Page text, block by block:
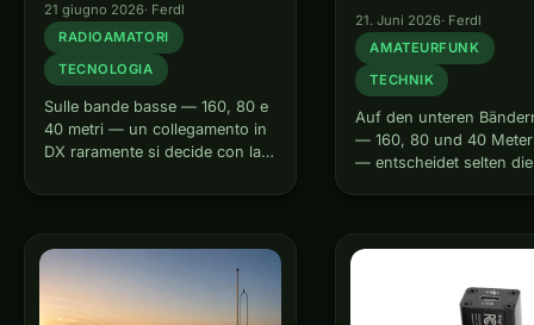
21 giugno 2026· Ferdl
RADIOAMATORI
TECNOLOGIA
Sulle bande basse — 160, 80 e
40 metri — un collegamento in
DX raramente si decide con la
della stazione di ascoltare . Il
21. Juni 2026· Ferdl
AMATEURFUNK
TECHNIK
Auf den unteren
— 160, 80 und 40 Meter
— entscheidet selten die
Gehör der Station. Das
atmosphärische
dass eine laute, aber